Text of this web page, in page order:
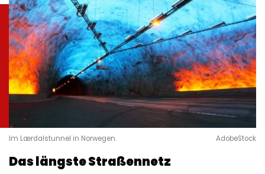
Im Lærdalstunnel in Norwegen. AdobeStock
Das längste Straßennetz